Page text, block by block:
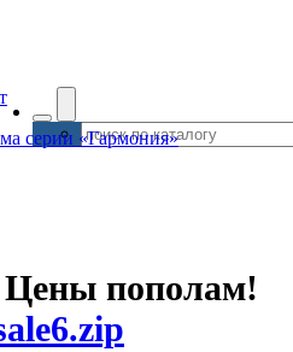
серии «Гармония»
пополам!